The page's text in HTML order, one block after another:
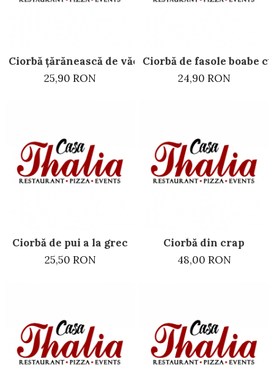
Ciorbă țărănească de văcuță
25,90 RON
Ciorbă de fasole boabe
24,90 RON
Ciorbă de pui a la grec
25,50 RON
Ciorbă din crap
48,00 RON